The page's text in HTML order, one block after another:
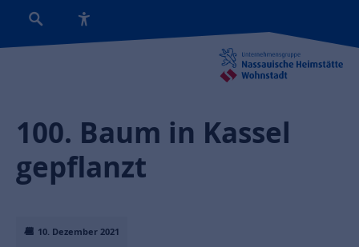
10. Dezember 2021
100. Baum in Kassel
gepflanzt